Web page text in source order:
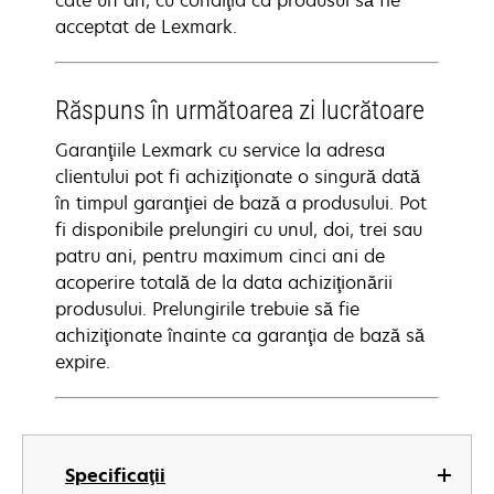
Specificaţii
acceptat de Lexmark.
Răspuns în următoarea zi lucrătoare
Garanţiile Lexmark cu service la adresa
clientului pot fi achiziţionate o singură dată
în timpul garanţiei de bază a produsului. Pot
fi disponibile prelungiri cu unul, doi, trei sau
patru ani, pentru maximum cinci ani de
acoperire totală de la data achiziţionării
produsului. Prelungirile trebuie să fie
achiziţionate înainte ca garanţia de bază să
expire.